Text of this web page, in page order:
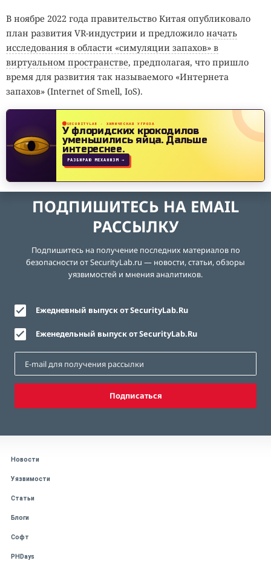
В ноябре 2022 года правительство Китая опубликовало
план развития VR-индустрии и предложило начать
исследования в области «симуляции запахов» в
виртуальном пространстве, предполагая, что пришло
время для развития так называемого «Интернета
запахов» (Internet of Smell, IoS).
SECURITYLAB · ХИМИЧЕСКАЯ УГРОЗА
У флоридских крокодилов
уменьшились яйца.Дальше
интереснее.
РАЗБИРАЮ МЕХАНИЗМ →
ПОДПИШИТЕСЬ НА EMAIL
РАССЫЛКУ
Подпишитесь на получение последних материалов по
безопасности от SecurityLab.ru — новости, статьи, обзоры
уязвимостей и мнения аналитиков.
Ежедневный выпуск от SecurityLab.Ru
Еженедельный выпуск от SecurityLab.Ru
Подписаться
Новости
Уязвимости
Статьи
Блоги
Софт
PHDays